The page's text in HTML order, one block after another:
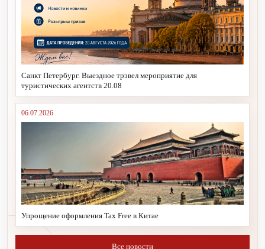
Санкт Петербург. Выездное трэвел мероприятие для
туристических агентств 20.08
06.07.2026
Упрощение оформления Tax Free в Китае
Все новости